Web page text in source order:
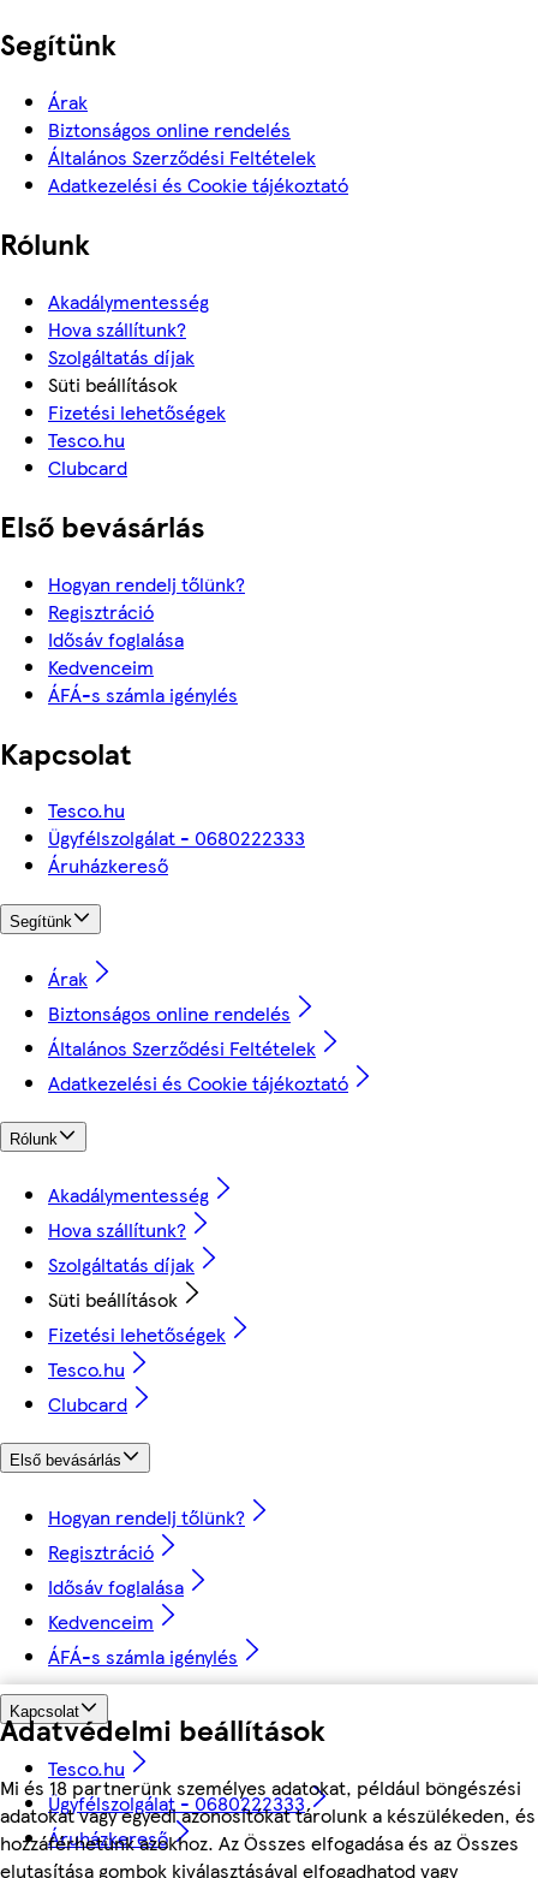
Adatvédelmi beállítások
Mi és 18 partnerünk személyes adatokat, például böngészési
adatokat vagy egyedi azonosítókat tárolunk a készülékeden, és
hozzáférhetünk azokhoz. Az Összes elfogadása és az Összes
elutasítása gombok kiválasztásával elfogadhatod vagy
Segítünk
Árak
Biztonságos online rendelés
Általános Szerződési Feltételek
Adatkezelési és Cookie tájékoztató
Rólunk
Akadálymentesség
Hova szállítunk?
Szolgáltatás díjak
Süti beállítások
Fizetési lehetőségek
Tesco.hu
Clubcard
Első bevásárlás
Hogyan rendelj tőlünk?
Regisztráció
Idősáv foglalása
Kedvenceim
ÁFÁ-s számla igénylés
Kapcsolat
Tesco.hu
Ügyfélszolgálat - 0680222333
Áruházkereső
Segítünk
Árak
Biztonságos online rendelés
Általános Szerződési Feltételek
Adatkezelési és Cookie tájékoztató
Rólunk
Akadálymentesség
Hova szállítunk?
Szolgáltatás díjak
Süti beállítások
Fizetési lehetőségek
Tesco.hu
Clubcard
Első bevásárlás
Hogyan rendelj tőlünk?
Regisztráció
Idősáv foglalása
Kedvenceim
ÁFÁ-s számla igénylés
Kapcsolat
Tesco.hu
Ügyfélszolgálat - 0680222333
Áruházkereső